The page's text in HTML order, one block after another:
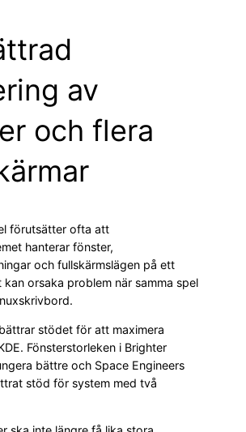
av
och flera
förutsätter ofta att
hanterar fönster,
och fullskärmslägen på ett
kan orsaka problem när samma spel
stödet för att maximera
Fönsterstorleken i Brighter
bättre och Space Engineers
stöd för system med två